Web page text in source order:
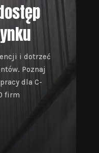
i dotrzeć
Poznaj
dla C-
firm